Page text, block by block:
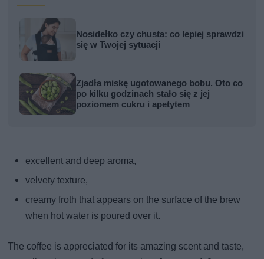
Nosidełko czy chusta: co lepiej sprawdzi
się w Twojej sytuacji
Zjadła miskę ugotowanego bobu. Oto co
po kilku godzinach stało się z jej
poziomem cukru i apetytem
excellent and deep aroma,
velvety texture,
creamy froth that appears on the surface of the brew
when hot water is poured over it.
The coffee is appreciated for its amazing scent and taste,